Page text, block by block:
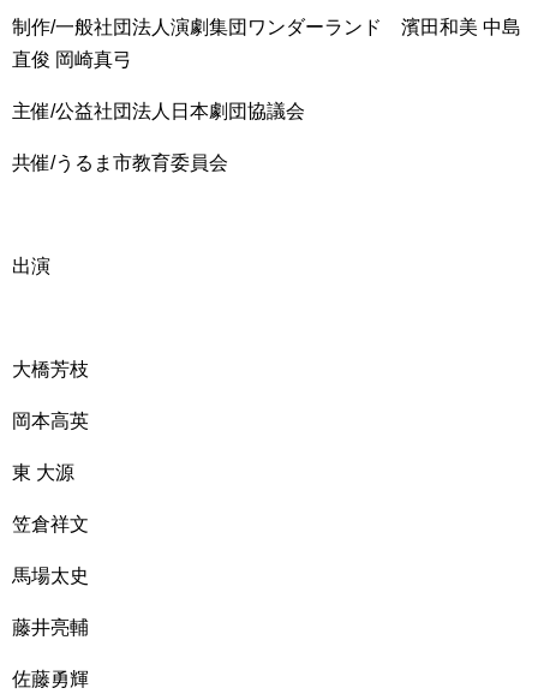
制作/一般社団法人演劇集団ワンダーランド 濱田和美 中島
直俊 岡崎真弓
主催/公益社団法人日本劇団協議会
共催/うるま市教育委員会
出演
大橋芳枝
岡本高英
東 大源
笠倉祥文
馬場太史
藤井亮輔
佐藤勇輝